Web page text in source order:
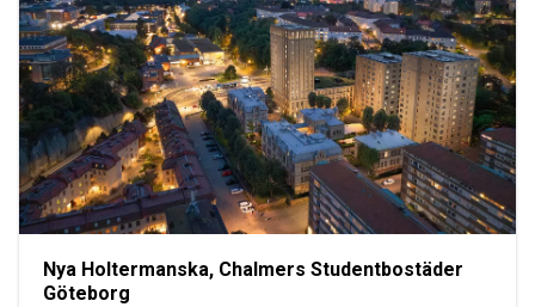
Nya Holtermanska, Chalmers Studentbostäder
Göteborg